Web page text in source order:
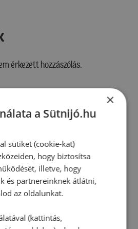
érkezett hozzászólás.
írása
jelentkezz be!
×
a Sütnijó.hu
sütiket (cookie-kat)
hogy biztosítsa
illetve, hogy
és partnereinknek átlátni,
az oldalunkat.
(kattintás,